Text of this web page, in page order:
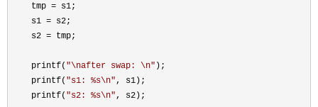
    tmp
= s1;
    s1
= s2;
    s2
= tmp;
    printf(
"\nafter swap: \n" );
    printf(
"s1: %s\n", s1);
    printf(
"s2: %s\n", s2);